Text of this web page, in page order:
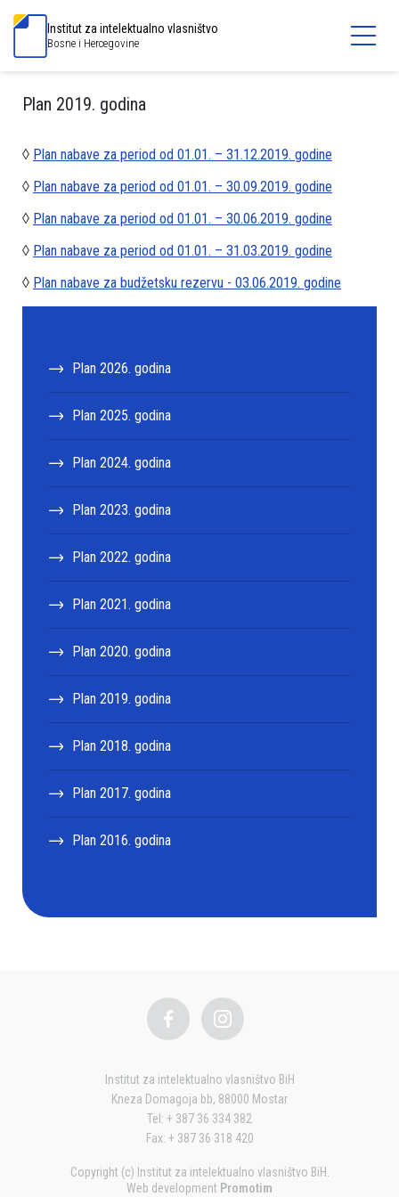
Institut za intelektualno vlasništvo
Bosne i Hercegovine
Plan 2019. godina
◊ Plan nabave za period od 01.01. – 31.12.2019. godine
◊ Plan nabave za period od 01.01. – 30.09.2019. godine
◊ Plan nabave za period od 01.01. – 30.06.2019. godine
◊ Plan nabave za period od 01.01. – 31.03.2019. godine
◊ Plan nabave za budžetsku rezervu - 03.06.2019. godine
Plan 2026. godina
Plan 2025. godina
Plan 2024. godina
Plan 2023. godina
Plan 2022. godina
Plan 2021. godina
Plan 2020. godina
Plan 2019. godina
Plan 2018. godina
Plan 2017. godina
Plan 2016. godina
Institut za intelektualno vlasništvo BiH
Kneza Domagoja bb, 88000 Mostar
Tel: + 387 36 334 382
Fax: + 387 36 318 420
Copyright (c) Institut za intelektualno vlasništvo BiH.
Web development Promotim